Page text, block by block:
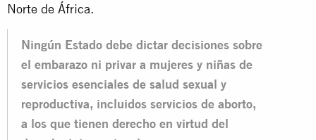
Norte de África.
Ningún Estado debe dictar decisiones sobre
el embarazo ni privar a mujeres y niñas de
servicios esenciales de salud sexual y
reproductiva, incluidos servicios de aborto,
a los que tienen derecho en virtud del